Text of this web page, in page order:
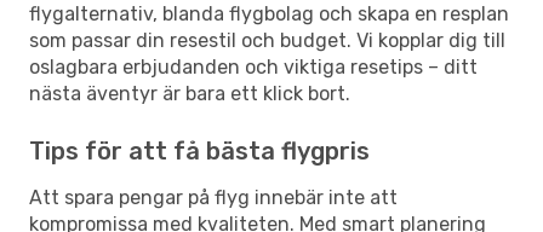
flygalternativ, blanda flygbolag och skapa en resplan
som passar din resestil och budget. Vi kopplar dig till
oslagbara erbjudanden och viktiga resetips – ditt
nästa äventyr är bara ett klick bort.
Tips för att få bästa flygpris
Att spara pengar på flyg innebär inte att
kompromissa med kvaliteten. Med smart planering